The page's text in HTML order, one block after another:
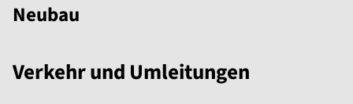
Neubau
Verkehr und Umleitungen